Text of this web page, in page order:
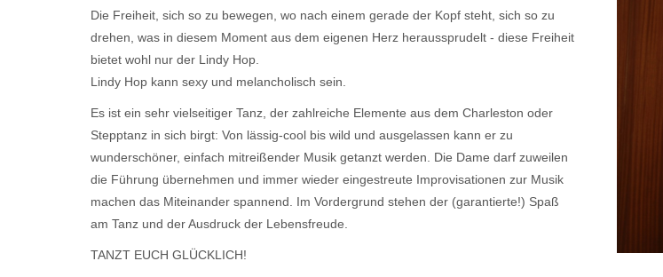
Die Freiheit, sich so zu bewegen, wo nach einem gerade der Kopf steht, sich so zu
drehen, was in diesem Moment aus dem eigenen Herz heraussprudelt - diese Freiheit
bietet wohl nur der Lindy Hop.
Lindy Hop kann sexy und melancholisch sein.
Es ist ein sehr vielseitiger Tanz, der zahlreiche Elemente aus dem Charleston oder
Stepptanz in sich birgt: Von lässig-cool bis wild und ausgelassen kann er zu
wunderschöner, einfach mitreißender Musik getanzt werden. Die Dame darf zuweilen
die Führung übernehmen und immer wieder eingestreute Improvisationen zur Musik
machen das Miteinander spannend. Im Vordergrund stehen der (garantierte!) Spaß
am Tanz und der Ausdruck der Lebensfreude.
TANZT EUCH GLÜCKLICH!